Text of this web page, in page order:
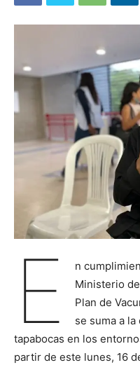
E
n
Ministerio
Plan de
se suma a
tapabocas en los
partir de este lunes, 16